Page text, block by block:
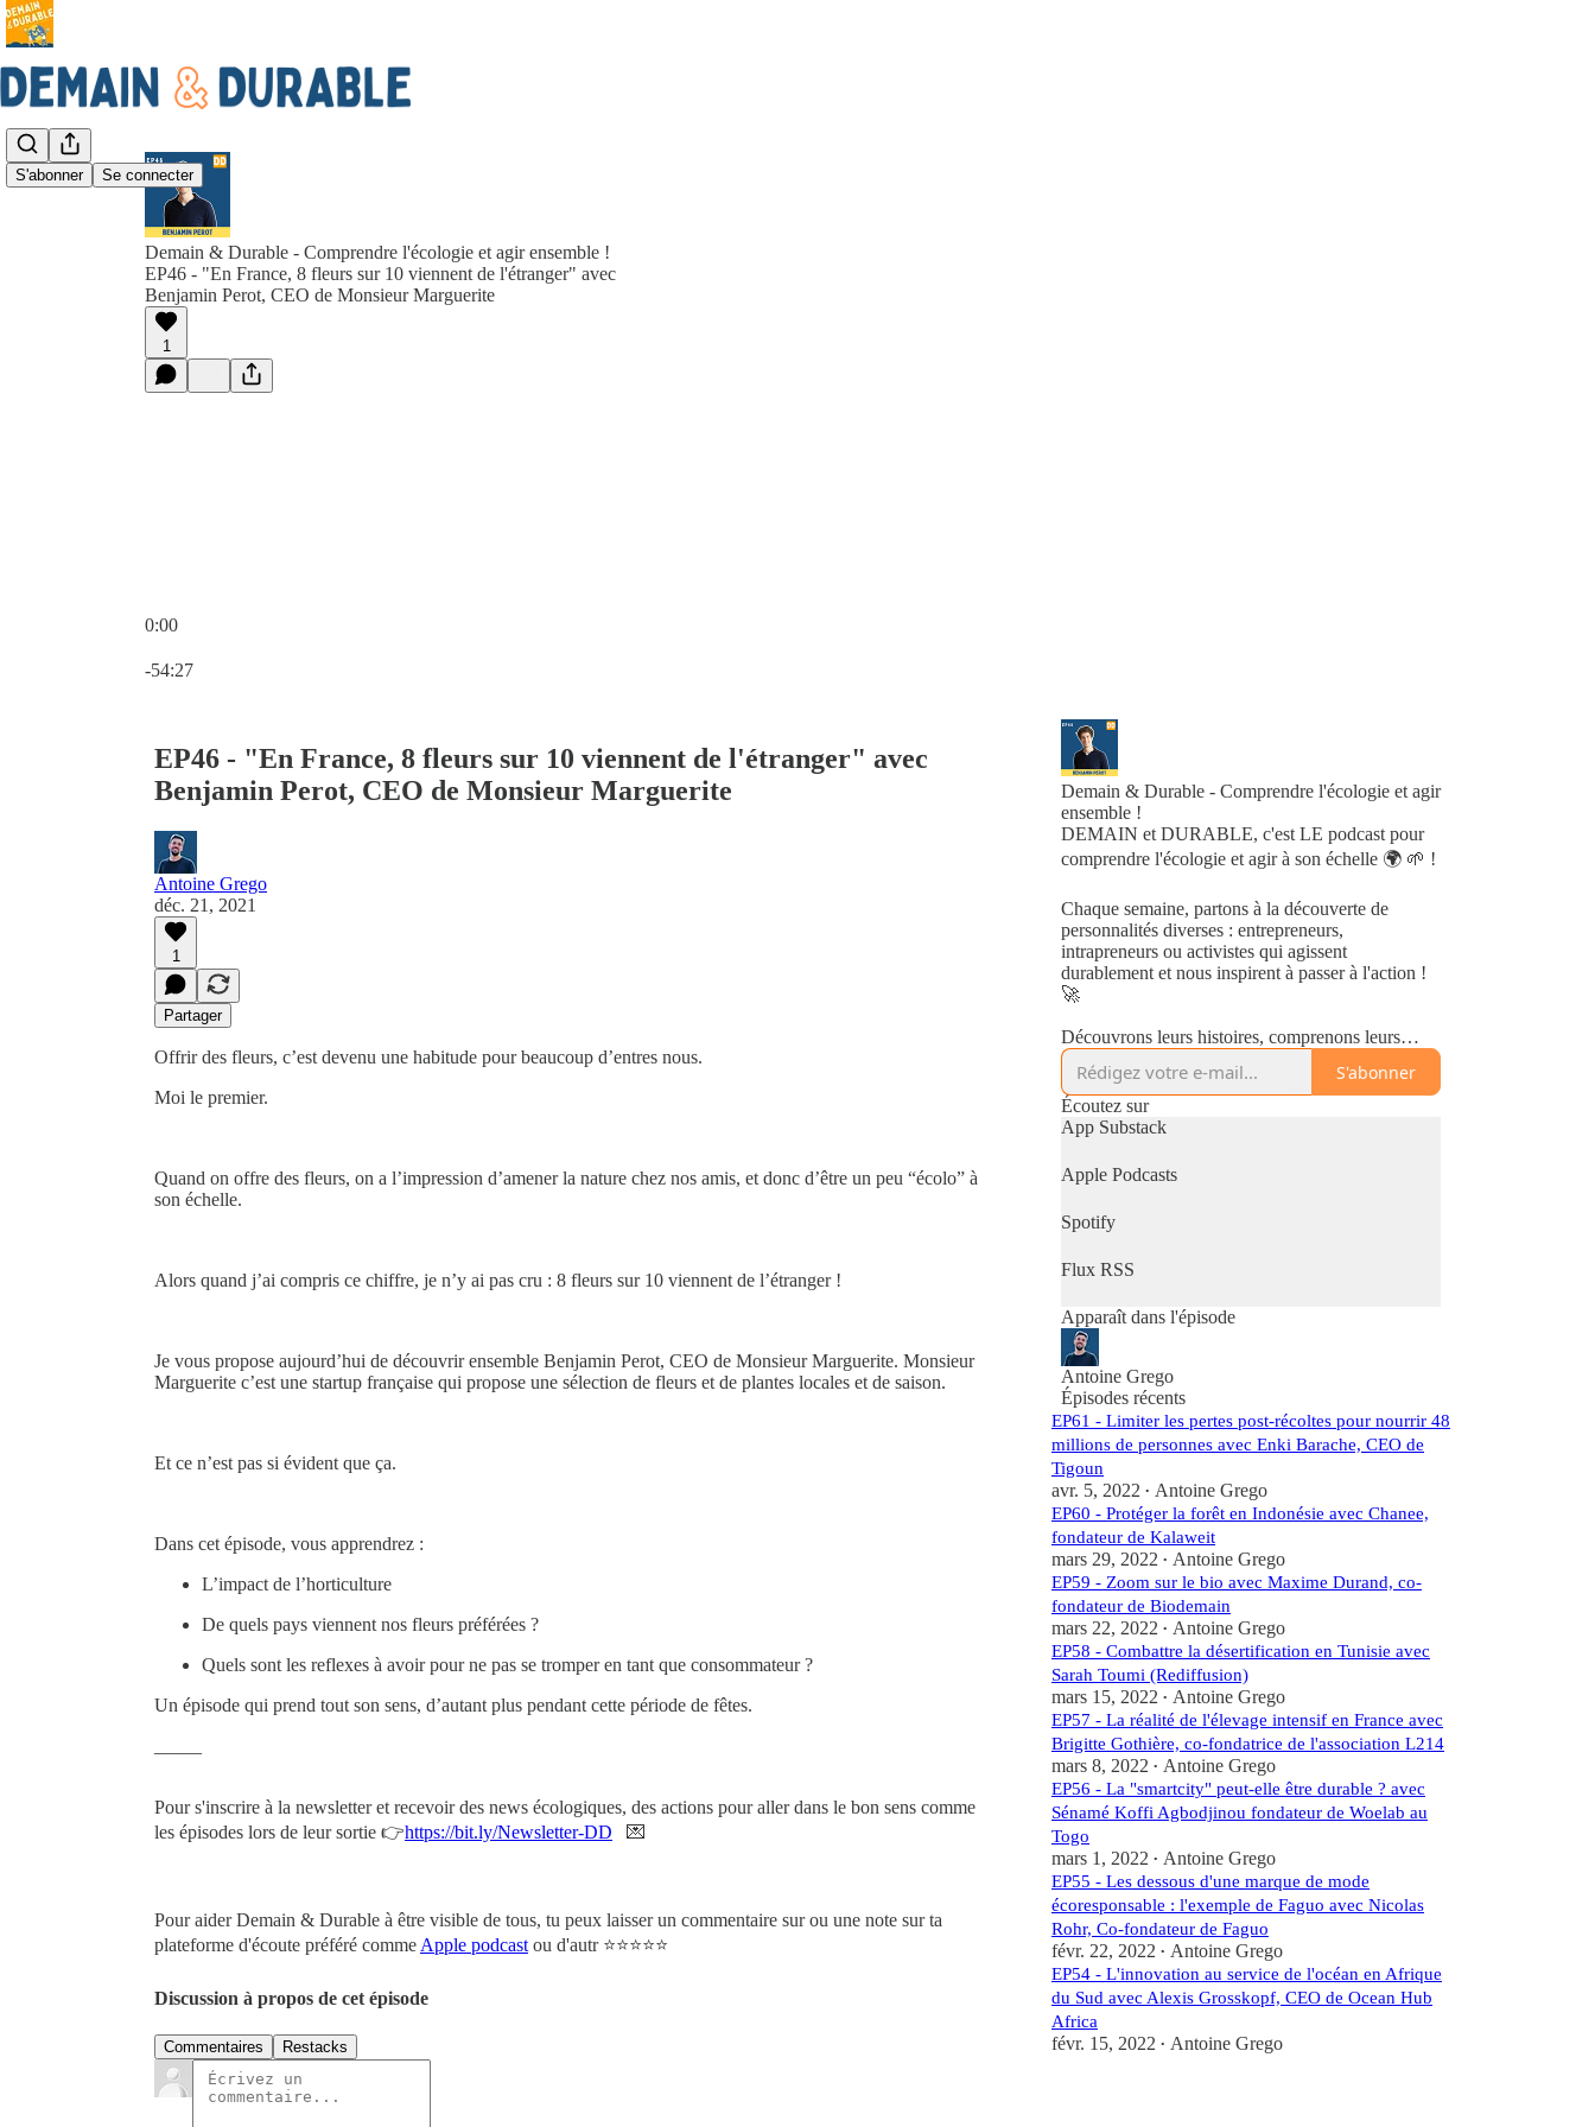
S'abonner Se connecter
Demain & Durable - Comprendre l'écologie et agir ensemble !
EP46 - "En France, 8 fleurs sur 10 viennent de l'étranger" avec
Benjamin Perot, CEO de Monsieur Marguerite
1
0:00
-54:27
EP46 - "En France, 8 fleurs sur 10 viennent de l'étranger" avec
Benjamin Perot, CEO de Monsieur Marguerite
Antoine Grego
déc. 21, 2021
1
Partager
Offrir des fleurs, c’est devenu une habitude pour beaucoup d’entres nous.
Moi le premier.
Quand on offre des fleurs, on a l’impression d’amener la nature chez nos amis, et donc d’être un peu “écolo” à
son échelle.
Alors quand j’ai compris ce chiffre, je n’y ai pas cru : 8 fleurs sur 10 viennent de l’étranger !
Je vous propose aujourd’hui de découvrir ensemble Benjamin Perot, CEO de Monsieur Marguerite. Monsieur
Marguerite c’est une startup française qui propose une sélection de fleurs et de plantes locales et de saison.
Et ce n’est pas si évident que ça.
Dans cet épisode, vous apprendrez :
L’impact de l’horticulture
De quels pays viennent nos fleurs préférées ?
Quels sont les reflexes à avoir pour ne pas se tromper en tant que consommateur ?
Un épisode qui prend tout son sens, d’autant plus pendant cette période de fêtes.
Pour s'inscrire à la newsletter et recevoir des news écologiques, des actions pour aller dans le bon sens comme
les épisodes lors de leur sortie 👉https://bit.ly/Newsletter-DD 💌
Pour aider Demain & Durable à être visible de tous, tu peux laisser un commentaire sur ou une note sur ta
plateforme d'écoute préféré comme Apple podcast ou d'autr ⭐️⭐️⭐️⭐️⭐️
Discussion à propos de cet épisode
Commentaires Restacks
Demain & Durable - Comprendre l'écologie et agir
ensemble !
DEMAIN et DURABLE, c'est LE podcast pour
comprendre l'écologie et agir à son échelle 🌍 🌱 !
Chaque semaine, partons à la découverte de
personnalités diverses : entrepreneurs,
intrapreneurs ou activistes qui agissent
durablement et nous inspirent à passer à l'action !
🚀
Découvrons leurs histoires, comprenons leurs
déclics et les initiatives qu'ils ont lancées, en
France comme à l'étranger, pour inclure l'écologie
dans notre vie quotidienne.
écologiques, tu peux également t'abonner à ma
https://demainetdurable.substack.com/welcome
Pour soutenir le Podcast et être cité.e au prochain
1. Suivez-le 🔔 pour être notifié des prochains
épisodes !
2. Laissez-lui 5 étoiles ( ⭐⭐⭐⭐⭐) sur Apple
Podcast (cliquez ici &gt; Rédiger un avis :
https://podcasts.apple.com/fr/podcast/demain-
durable/id1520001240 )
S'abonner
Écoutez sur
App Substack
Apple Podcasts
Spotify
Flux RSS
Apparaît dans l'épisode
Antoine Grego
Épisodes récents
EP61 - Limiter les pertes post-récoltes pour nourrir 48
millions de personnes avec Enki Barache, CEO de
Tigoun
avr. 5, 2022 • Antoine Grego
EP60 - Protéger la forêt en Indonésie avec Chanee,
fondateur de Kalaweit
mars 29, 2022 • Antoine Grego
EP59 - Zoom sur le bio avec Maxime Durand, co-
fondateur de Biodemain
mars 22, 2022 • Antoine Grego
EP58 - Combattre la désertification en Tunisie avec
Sarah Toumi (Rediffusion)
mars 15, 2022 • Antoine Grego
EP57 - La réalité de l'élevage intensif en France avec
Brigitte Gothière, co-fondatrice de l'association L214
mars 8, 2022 • Antoine Grego
EP56 - La "smartcity" peut-elle être durable ? avec
Sénamé Koffi Agbodjinou fondateur de Woelab au
Togo
mars 1, 2022 • Antoine Grego
EP55 - Les dessous d'une marque de mode
écoresponsable : l'exemple de Faguo avec Nicolas
Rohr, Co-fondateur de Faguo
févr. 22, 2022 • Antoine Grego
EP54 - L'innovation au service de l'océan en Afrique
du Sud avec Alexis Grosskopf, CEO de Ocean Hub
Africa
févr. 15, 2022 • Antoine Grego